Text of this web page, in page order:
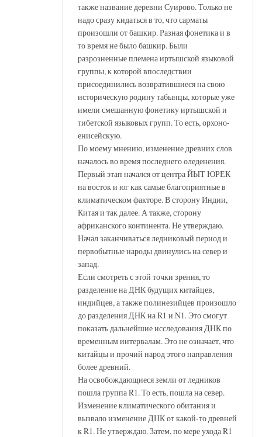
также название деревни Суирово. Только не
надо сразу кидаться в то, что сарматы
произошли от башкир. Разная фонетика и в
то время не было башкир. Были
разрозненные племена иртышской языковой
группы, к которой впоследствии
присоединились возвратившиеся на свою
историческую родину табынцы, которые уже
имели смешанную фонетику иртышской и
тибетской языковых групп. То есть, орхоно-
енисейскую.
По моему мнению, изменение древних слов
началось во время последнего оледенения.
Первый этап начался от центра ЙЫТ ЮРЕК
на восток и юг как самые благоприятные в
климатическом факторе. В сторону Индии,
Китая и так далее. А также, сторону
африканского континента. Не утверждаю.
Начал заканчиваться ледниковый период и
первобытные народы двинулись на север и
запад.
Если смотреть с этой точки зрения, то
разделение на ДНК будущих китайцев,
индийцев, а также полинезийцев произошло
до разделения ДНК на R1 и N1. Это смогут
показать дальнейшие исследования ДНК по
временным интервалам. Это не означает, что
китайцы и прочий народ этого направления
более древний.
На освобождающиеся земли от ледников
пошла группа R1. То есть, пошла на север.
Изменение климатического обитания и
вызвало изменение ДНК от какой-то древней
к R1. Не утверждаю. Затем, по мере ухода R1